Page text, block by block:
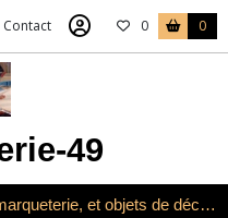
Contact 0 0
49
Noeuds papillon en bois, bijoux en marqueterie, et objets de décoration en marqueterie bois